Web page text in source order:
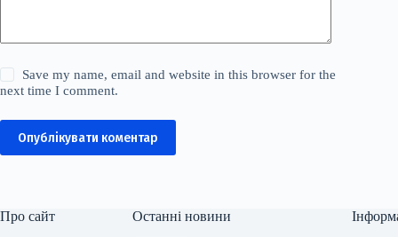
Save my name, email and website in this browser for the
next time I comment.
Опублікувати коментар
Про сайт Останні новини